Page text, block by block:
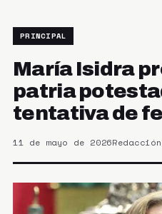
PRINCIPAL
María Isidra
patria
tentativa de
11 de mayo de 2026